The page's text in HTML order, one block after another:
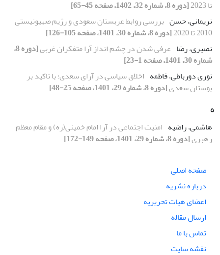
تا 2023
[دوره 8، شماره 32، 1402، صفحه 45-65]
نریمانی، حسن بررسی روابط عربستان سعودی و رژیم صهیونیستی
2010 تا 2020
[دوره 8، شماره 30، 1401، صفحه 105-126]
نصیری، رضا عرفی شدن در چشم انداز آرا متفکران غربی
[دوره 8،
شماره 30، 1401، صفحه 1-23]
نوری دورباطی، فاطمه اخلاق سیاسی در آرای سعدی؛ با تاکید بر
بوستان سعدی[دوره 8، شماره 29، 1401، صفحه 25-48]
ه
هاشمی، راضیه امنیت اجتماعی در آرا امام خمینی(ره) و مقام معظم
رهبری[دوره 8، شماره 29، 1401، صفحه 149-172]
صفحه اصلی
درباره نشریه
اعضای هیات تحریریه
ارسال مقاله
تماس با ما
نقشه سایت